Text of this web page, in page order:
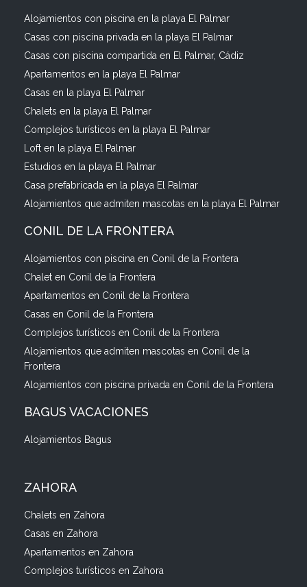
Alojamientos con piscina en la playa El Palmar
Casas con piscina privada en la playa El Palmar
Casas con piscina compartida en El Palmar, Cádiz
Apartamentos en la playa El Palmar
Casas en la playa El Palmar
Chalets en la playa El Palmar
Complejos turísticos en la playa El Palmar
Loft en la playa El Palmar
Estudios en la playa El Palmar
Casa prefabricada en la playa El Palmar
Alojamientos que admiten mascotas en la playa El Palmar
CONIL DE LA FRONTERA
Alojamientos con piscina en Conil de la Frontera
Chalet en Conil de la Frontera
Apartamentos en Conil de la Frontera
Casas en Conil de la Frontera
Complejos turísticos en Conil de la Frontera
Alojamientos que admiten mascotas en Conil de la
Frontera
Alojamientos con piscina privada en Conil de la Frontera
BAGUS VACACIONES
Alojamientos Bagus
ZAHORA
Chalets en Zahora
Casas en Zahora
Apartamentos en Zahora
Complejos turísticos en Zahora